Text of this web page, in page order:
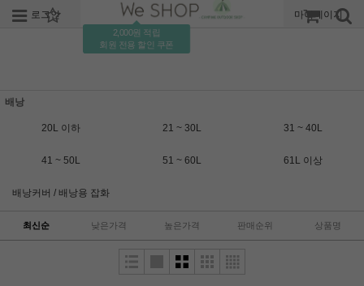
로그인 회원가입
2,000원 적립
회원 전용 할인 쿠폰
주문조회 마이페이지
배낭
20L 이하 21 ~ 30L 31 ~ 40L
41 ~ 50L 51 ~ 60L 61L 이상
배낭커버 / 배낭용 잡화
최신순 낮은가격 높은가격 판매순위 상품명